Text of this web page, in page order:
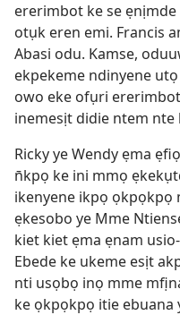
ererimbot ke se
otụk eren emi. Francis
Abasi odu. Kamse,
ekpekeme ndinyene
owo eke ofụri
inemesịt didie ntem
Ricky ye Wendy ẹma
n̄kpọ ke ini mmọ
ikenyene ikpọ ọkpọkpọ
ẹkesobo ye Mme
kiet kiet ẹma ẹnam
Ebede ke ukeme esịt
nti usọbọ inọ mme
ke ọkpọkpọ itie ebuana